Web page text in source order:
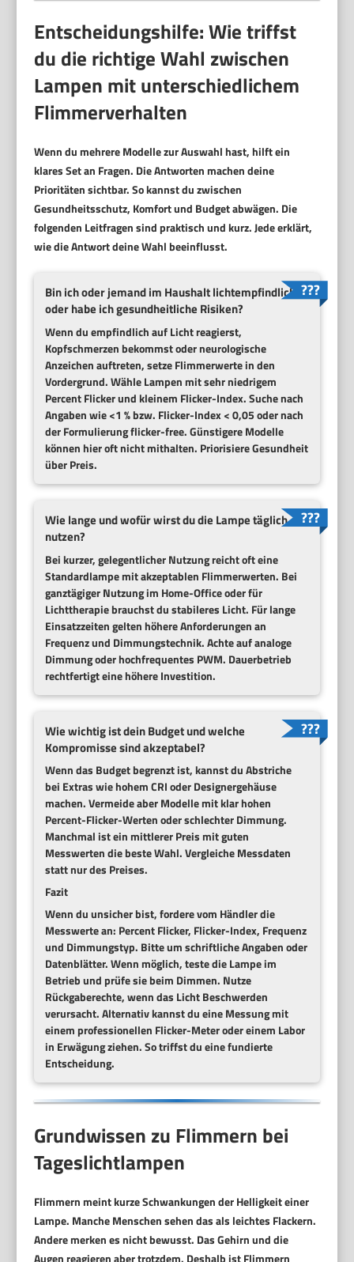
Entscheidungshilfe: Wie triffst
du die richtige Wahl zwischen
Lampen mit unterschiedlichem
Flimmerverhalten
Wenn du mehrere Modelle zur Auswahl hast, hilft ein
klares Set an Fragen. Die Antworten machen deine
Prioritäten sichtbar. So kannst du zwischen
Gesundheitsschutz, Komfort und Budget abwägen. Die
folgenden Leitfragen sind praktisch und kurz. Jede erklärt,
wie die Antwort deine Wahl beeinflusst.
Bin ich oder jemand im Haushalt lichtempfindlich
oder habe ich gesundheitliche Risiken?
Wenn du empfindlich auf Licht reagierst,
Kopfschmerzen bekommst oder neurologische
Anzeichen auftreten, setzeFlimmerwertein den
Vordergrund. Wähle Lampen mit sehr niedrigem
Percent Flickerund kleinem Flicker-Index. Suche nach
Angaben wie<1 %bzw. Flicker-Index < 0,05oder nach
der Formulierungflicker-free. Günstigere Modelle
können hier oft nicht mithalten. Priorisiere Gesundheit
über Preis.
Wie lange und wofür wirst du die Lampe täglich
nutzen?
Bei kurzer, gelegentlicher Nutzung reicht oft eine
Standardlampe mit akzeptablen Flimmerwerten. Bei
ganztägiger Nutzung im Home-Office oder für
Lichttherapie brauchst du stabileres Licht. Für lange
Einsatzzeiten gelten höhere Anforderungen an
Frequenz und Dimmungstechnik. Achte auf analoge
Dimmung oder hochfrequentes PWM. Dauerbetrieb
rechtfertigt eine höhere Investition.
Wie wichtig ist dein Budget und welche
Kompromisse sind akzeptabel?
Wenn das Budget begrenzt ist, kannst du Abstriche
bei Extras wie hohem CRI oder Designergehäuse
machen. Vermeide aber Modelle mit klar hohen
Percent-Flicker-Werten oder schlechter Dimmung.
Manchmal ist ein mittlerer Preis mit guten
Messwerten die beste Wahl. Vergleiche Messdaten
statt nur des Preises.
Fazit
Wenn du unsicher bist, fordere vom Händler die
Messwerte an: Percent Flicker, Flicker-Index, Frequenz
und Dimmungstyp. Bitte um schriftliche Angaben oder
Datenblätter. Wenn möglich, teste die Lampe im
Betrieb und prüfe sie beim Dimmen. Nutze
Rückgaberechte, wenn das Licht Beschwerden
verursacht. Alternativ kannst du eine Messung mit
einem professionellen Flicker-Meter oder einem Labor
in Erwägung ziehen. So triffst du eine fundierte
Entscheidung.
Grundwissen zu Flimmern bei
Tageslichtlampen
Flimmern meint kurze Schwankungen der Helligkeit einer
Lampe. Manche Menschen sehen das als leichtes Flackern.
Andere merken es nicht bewusst. Das Gehirn und die
Augen reagieren aber trotzdem. Deshalb ist Flimmern